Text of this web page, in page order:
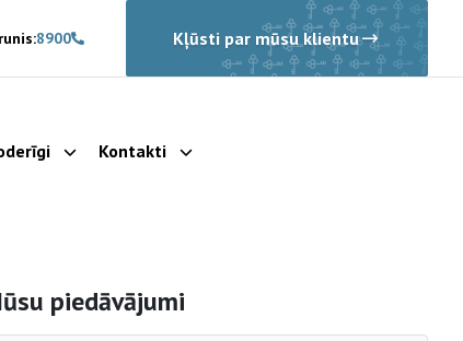
8900 Kļūsti par mūsu klientu
apakšizvēlniParādīt apakšizvēlni
Kontakti Parādīt apakšizvēlni
navigācija
piedāvājumi